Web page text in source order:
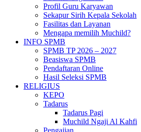
Profil Guru Karyawan
Sekapur Sirih Kepala Sekolah
Fasilitas dan Layanan
Mengapa memilih Muchild?
INFO SPMB
SPMB TP 2026 – 2027
Beasiswa SPMB
Pendaftaran Online
Hasil Seleksi SPMB
RELIGIUS
KEPO
Tadarus
Tadarus Pagi
Muchild Ngaji Al Kahfi
Pengajian